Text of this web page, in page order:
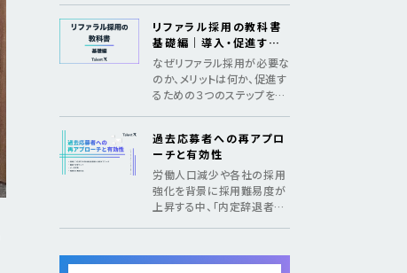
リファラル採用の教科書
基礎編｜導入・促進する
ためのメソッド
なぜリファラル採用が必要な
のか、メリットは何か、促進す
るための３つのステップを紹
過去応募者への再アプロ
ーチと有効性
労働人口減少や各社の採用
強化を背景に採用難易度が
上昇する中、「内定辞退者・
ています。 そのような疑問が